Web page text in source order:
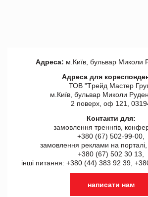
Адреса: м.Київ, бульвар Миколи
Адреса для
ТОВ "Tрейд Мастер
м.Київ, бульвар Миколи
2 поверх, оф 121,
Контакти для:
замовлення треннгів,
+380 (67) 502-99-00,
замовлення реклами на
+380 (67) 502 30 13,
інші питання: +380 (44) 383 92 39,
написати нам